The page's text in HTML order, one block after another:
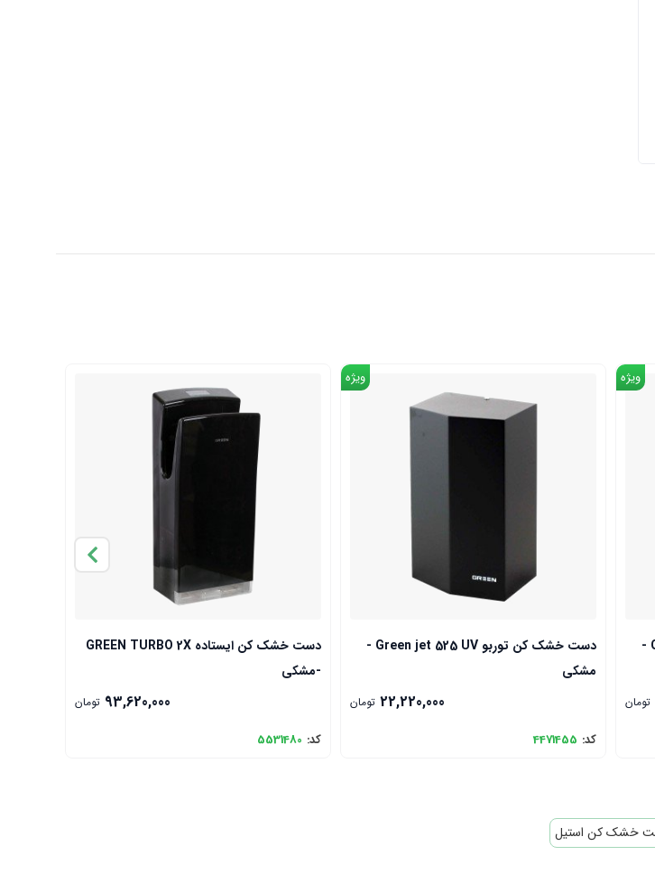
ویژه
دست خشک کن توربو Green jet 525 UV -
تومان
ویژه
دست خشک کن توربو Green jet 525 UV -
مشکی
22,220,000 تومان
کد: 4471455
دست خشک کن ایستاده GREEN TURBO 2X
-مشکی
93,620,000 تومان
کد: 5531480
خشک کن استیل